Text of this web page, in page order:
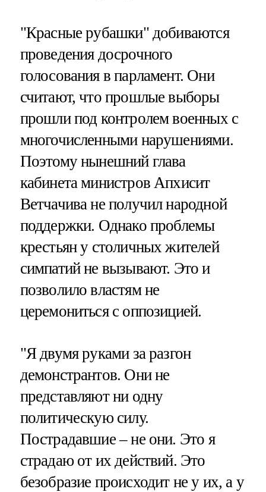
"Красные рубашки" добиваются
проведения досрочного
голосования в парламент. Они
считают, что прошлые выборы
прошли под контролем военных с
многочисленными нарушениями.
Поэтому нынешний глава
кабинета министров Апхисит
Ветчачива не получил народной
поддержки. Однако проблемы
крестьян у столичных жителей
симпатий не вызывают. Это и
позволило властям не
церемониться с оппозицией.
"Я двумя руками за разгон
демонстрантов. Они не
представляют ни одну
политическую силу.
Пострадавшие – не они. Это я
страдаю от их действий. Это
безобразие происходит не у их, а у